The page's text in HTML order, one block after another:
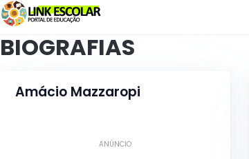
Link
BIOGRAFIAS
Amácio Mazzaropi
ANÚNCIO